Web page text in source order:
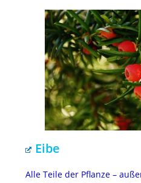
Eibe
Alle Teile der Pflanze –